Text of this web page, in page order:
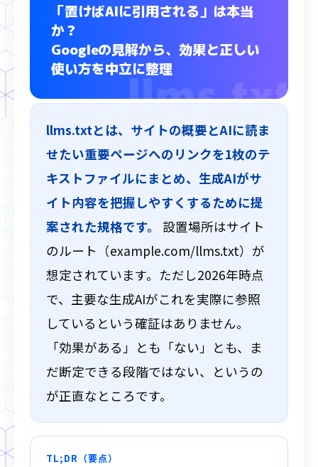
「置けばAIに引用される」は本当
か？
Googleの見解から、効果と正しい
使い方を中立に整理
llms.txtとは、サイトの概要とAIに読ま
せたい重要ページへのリンクを1枚のテ
キストファイルにまとめ、生成AIがサ
イト内容を把握しやすくするために提
案された規格です。
設置場所はサイト
のルート（example.com/llms.txt）が
想定されています。ただし2026年時点
で、主要な生成AIがこれを実際に参照
しているという確証はありません。
「効果がある」とも「ない」とも、ま
だ断定できる段階ではない、というの
が正直なところです。
TL;DR（要点）